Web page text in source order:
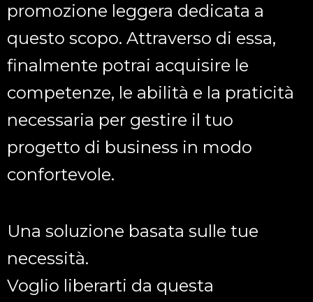
promozione leggera dedicata a
questo scopo. Attraverso di essa,
finalmente potrai acquisire le
competenze, le abilità e la praticità
necessaria per gestire il tuo
progetto di business in modo
confortevole.
Una soluzione basata sulle tue
necessità.
Voglio liberarti da questa